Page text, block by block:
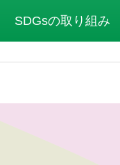
SDGsの取り組み